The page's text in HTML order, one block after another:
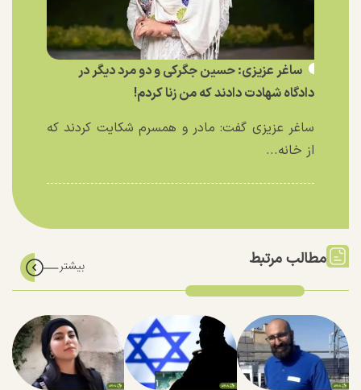
ساغر عزیزی: حسین جگرکی و دو مرد دیگر در
دادگاه شهادت دادند که من زنا کردم!
ساغر عزیزی گفت: مادر و همسرم شکایت کردند که
از خانه...
مطالب مرتبط